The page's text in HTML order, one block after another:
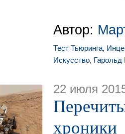
Автор:
Тест Тьюринга,
Искусство, Гарольд
22 июля
хроники